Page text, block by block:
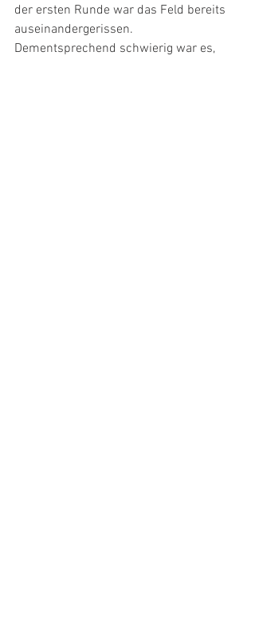
der ersten Runde war das Feld bereits
auseinandergerissen.
Dementsprechend schwierig war es,